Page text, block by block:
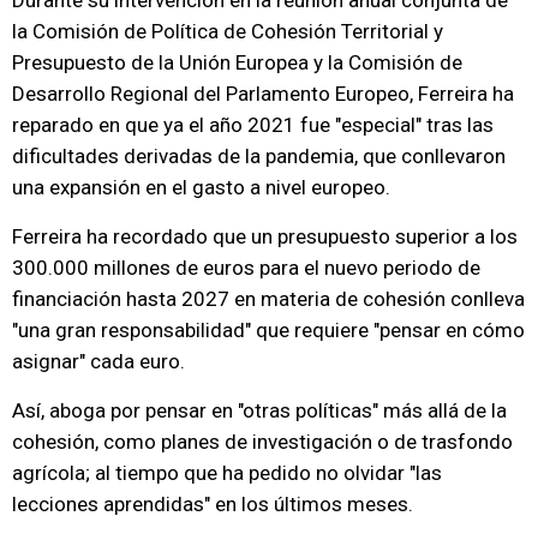
la Comisión de Política de Cohesión Territorial y
Presupuesto de la Unión Europea y la Comisión de
Desarrollo Regional del Parlamento Europeo, Ferreira ha
reparado en que ya el año 2021 fue "especial" tras las
dificultades derivadas de la pandemia, que conllevaron
una expansión en el gasto a nivel europeo.
Ferreira ha recordado que un presupuesto superior a los
300.000 millones de euros para el nuevo periodo de
financiación hasta 2027 en materia de cohesión conlleva
"una gran responsabilidad" que requiere "pensar en cómo
asignar" cada euro.
Así, aboga por pensar en "otras políticas" más allá de la
cohesión, como planes de investigación o de trasfondo
agrícola; al tiempo que ha pedido no olvidar "las
lecciones aprendidas" en los últimos meses.